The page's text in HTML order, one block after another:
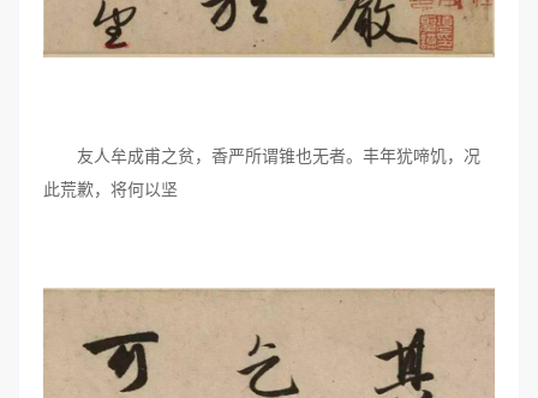
友人牟成甫之贫，香严所谓锥也无者。丰年犹啼饥，况
此荒歉，将何以坚